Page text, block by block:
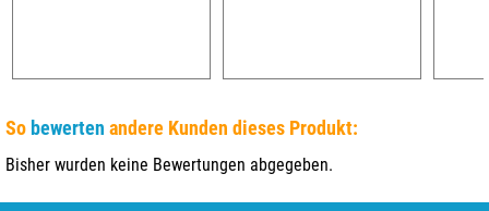
So bewerten andere Kunden dieses Produkt:
Bisher wurden keine Bewertungen abgegeben.